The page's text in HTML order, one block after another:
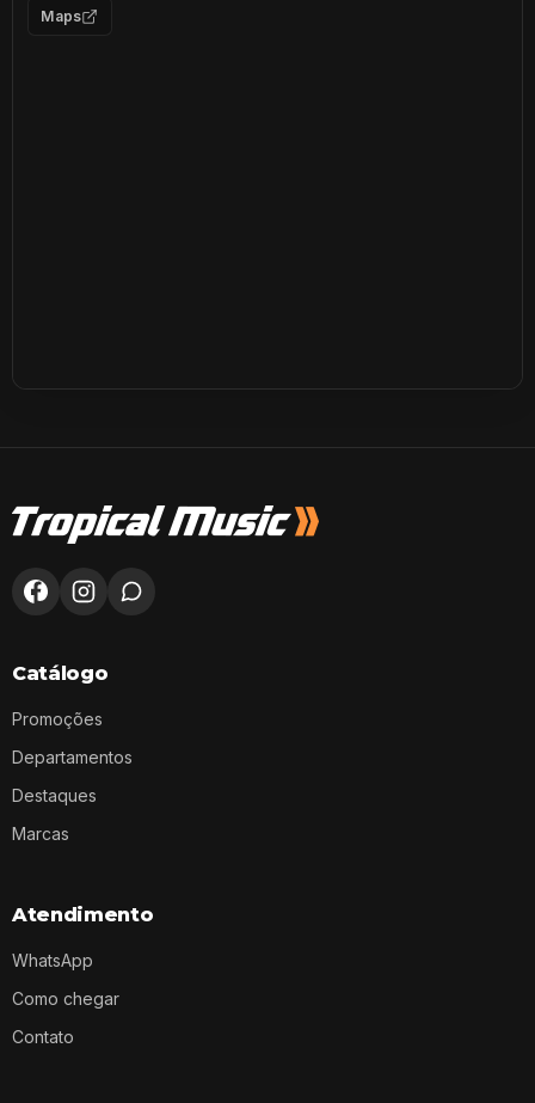
Maps
Catálogo
Promoções
Departamentos
Destaques
Marcas
Atendimento
WhatsApp
Como chegar
Contato